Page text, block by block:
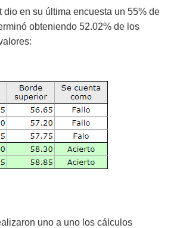
en su última encuesta un 55% de
obteniendo 52.02% de los
uno a uno los cálculos